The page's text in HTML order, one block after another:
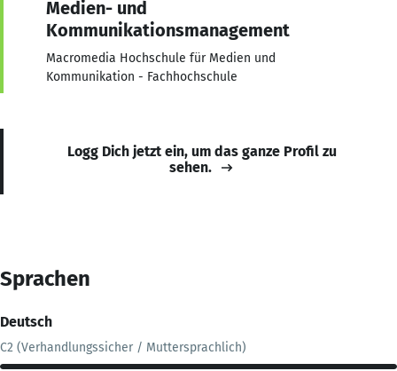
Medien- und
Kommunikationsmanagement
Macromedia Hochschule für Medien und
Kommunikation - Fachhochschule
Logg Dich jetzt ein, um das ganze Profil zu
sehen.
Sprachen
Deutsch
C2 (Verhandlungssicher / Muttersprachlich)